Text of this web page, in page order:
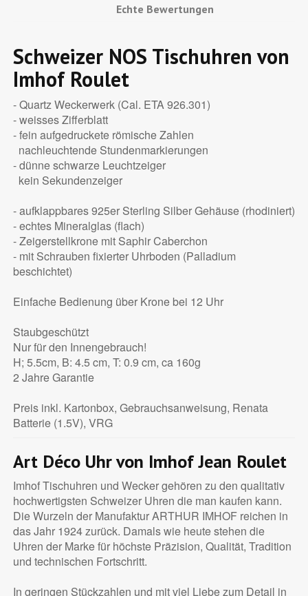
Echte Bewertungen
Schweizer NOS Tischuhren von
Imhof Roulet
- Quartz Weckerwerk (Cal. ETA 926.301)
- weisses Zifferblatt
- fein aufgedruckete römische Zahlen
nachleuchtende Stundenmarkierungen
- dünne schwarze Leuchtzeiger
kein Sekundenzeiger
- aufklappbares 925er Sterling Silber Gehäuse (rhodiniert)
- echtes Mineralglas (flach)
- Zeigerstellkrone mit Saphir Caberchon
- mit Schrauben fixierter Uhrboden (Palladium
beschichtet)
Einfache Bedienung über Krone bei 12 Uhr
Staubgeschützt
Nur für den Innengebrauch!
H; 5.5cm, B: 4.5 cm, T: 0.9 cm, ca 160g
2 Jahre Garantie
Preis inkl. Kartonbox, Gebrauchsanweisung, Renata
Batterie (1.5V), VRG
Art Déco Uhr von Imhof Jean Roulet
Imhof Tischuhren und Wecker gehören zu den qualitativ
hochwertigsten Schweizer Uhren die man kaufen kann.
Die Wurzeln der Manufaktur ARTHUR IMHOF reichen in
das Jahr 1924 zurück. Damals wie heute stehen die
Uhren der Marke für höchste Präzision, Qualität, Tradition
und technischen Fortschritt.
In geringen Stückzahlen und mit viel Liebe zum Detail in